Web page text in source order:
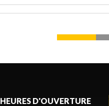
HEURES D'OUVERTURE